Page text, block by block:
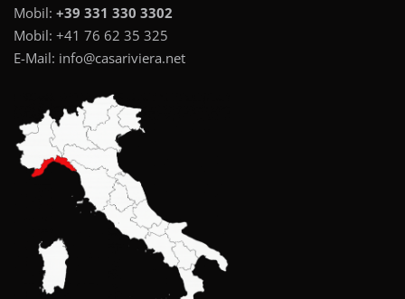
Mobil: +39 331 330 3302
Mobil: +41 76 62 35 325
E-Mail: info@casariviera.net